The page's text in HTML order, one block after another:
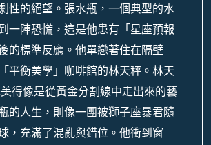
性的絕望。張水瓶，一個典型的水
一陣恐慌，這是他患有「星座預報
的標準反應。他單戀著住在隔壁
平衡美學」咖啡館的林天秤。林天
得像是從黃金分割線中走出來的藝
的人生，則像一團被獅子座暴君隨
，充滿了混亂與錯位。他衝到窗